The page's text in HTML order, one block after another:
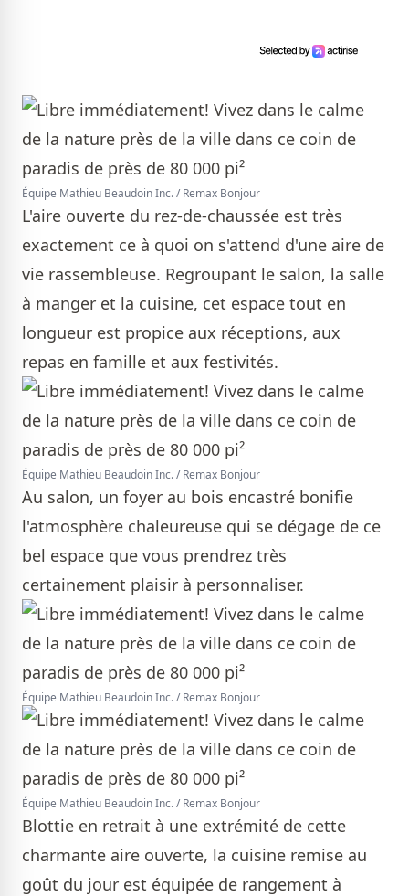
Équipe Mathieu Beaudoin Inc. / Remax Bonjour
L'aire ouverte du rez-de-chaussée est très
exactement ce à quoi on s'attend d'une aire de
vie rassembleuse. Regroupant le salon, la salle
à manger et la cuisine, cet espace tout en
longueur est propice aux réceptions, aux
repas en famille et aux festivités.
Équipe Mathieu Beaudoin Inc. / Remax Bonjour
Au salon, un foyer au bois encastré bonifie
l'atmosphère chaleureuse qui se dégage de ce
bel espace que vous prendrez très
certainement plaisir à personnaliser.
Équipe Mathieu Beaudoin Inc. / Remax Bonjour
Équipe Mathieu Beaudoin Inc. / Remax Bonjour
Blottie en retrait à une extrémité de cette
charmante aire ouverte, la cuisine remise au
goût du jour est équipée de rangement à